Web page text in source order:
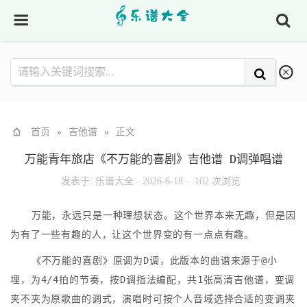
首页 » 吉他谱 » 正文
万能青年旅店《不万能的喜剧》吉他谱 D调弹唱谱
发表于: 乐谱大全 · 2026-6-18 · 102 次浏览
万能，永远只是一种理想状态。这个世界本来无趣，但是因
为有了一些有趣的人，让这个世界变的有一点点有趣。
《不万能的喜剧》原调为D调，此版本的曲谱来源于@小
埋，为4/4拍的节奏，按D调指法编配，共1张高清吉他谱，变调
夹不夹为原歌曲的调式，演唱时可按个人音域选择合适的变调夹